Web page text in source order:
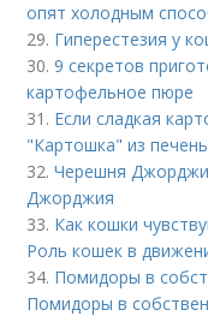
опят холодным
29. Гиперестезия у
30.9 секретов
картофельное пюре
31. Если сладкая
"Картошка" из
32.Черешня
Джорджия
33. Как кошки
Роль кошек в
34. Помидоры в
Помидоры в